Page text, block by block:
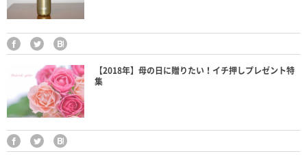
【2018年】母の日に贈りたい！イチ押しプレゼント特
集